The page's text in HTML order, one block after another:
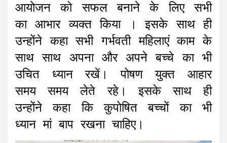
आयोजन को सफल बनाने के लिए सभी
का आभार व्यक्त किया । इसके साथ ही
उन्होंने कहा सभी गर्भवती महिलाएं काम के
साथ साथ अपना और अपने बच्चे का भी
उचित ध्यान रखें। पोषण युक्त आहार
समय समय लेते रहे। इसके साथ ही
उन्होंने कहा कि कुपोषित बच्चों का भी
ध्यान मां बाप रखना चाहिए।